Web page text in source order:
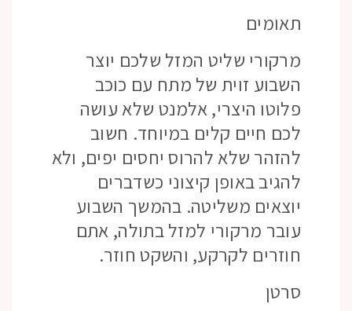
תאומים
מרקורי שליט המזל שלכם יוצר
השבוע זוית של מתח עם כוכב
פלוטו היצרי, אלמנט שלא עושה
לכם חיים קלים במיוחד. חשוב
להזהר שלא להרוס יחסים יפים, ולא
להגיב באופן קיצוני כשדברים
יוצאים משליטה. בהמשך השבוע
עובר מרקורי למזל בתולה, אתם
חוזרים לקרקע, והשקט חוזר.
סרטן